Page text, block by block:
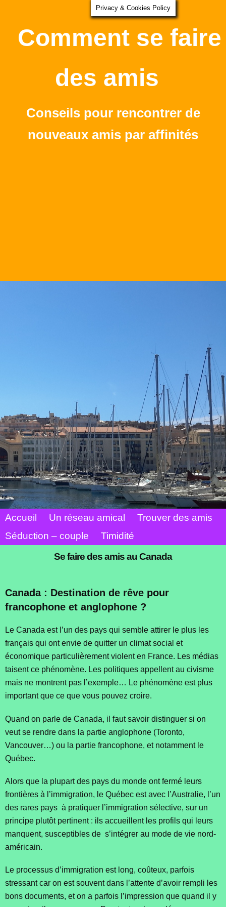
Comment se faire
des amis
Conseils pour rencontrer de
nouveaux amis par affinités
Accueil Un réseau amical
Trouver des amis
Séduction – couple
Timidité
Se faire des amis au Canada
Canada : Destination de rêve pour
francophone et anglophone ?
Le Canada est l’un des pays qui semble attirer le plus les
français qui ont envie de quitter un climat social et
économique particulièrement violent en France. Les médias
taisent ce phénomène. Les politiques appellent au civisme
mais ne montrent pas l’exemple… Le phénomène est plus
important que ce que vous pouvez croire.
Quand on parle de Canada, il faut savoir distinguer si on
veut se rendre dans la partie anglophone (Toronto,
Vancouver…) ou la partie francophone, et notamment le
Québec.
Alors que la plupart des pays du monde ont fermé leurs
frontières à l’immigration, le Québec est avec l’Australie, l’un
des rares pays à pratiquer l’immigration sélective, sur un
principe plutôt pertinent : ils accueillent les profils qui leurs
manquent, susceptibles de s’intégrer au mode de vie nord-
américain.
Le processus d’immigration est long, coûteux, parfois
stressant car on est souvent dans l’attente d’avoir rempli les
bons documents, et on a parfois l’impression que quand il y
Privacy & Cookies Policy